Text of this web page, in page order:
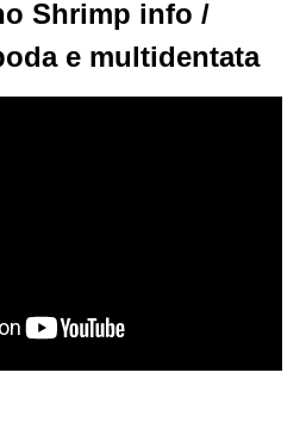
Shrimp info /
e multidentata